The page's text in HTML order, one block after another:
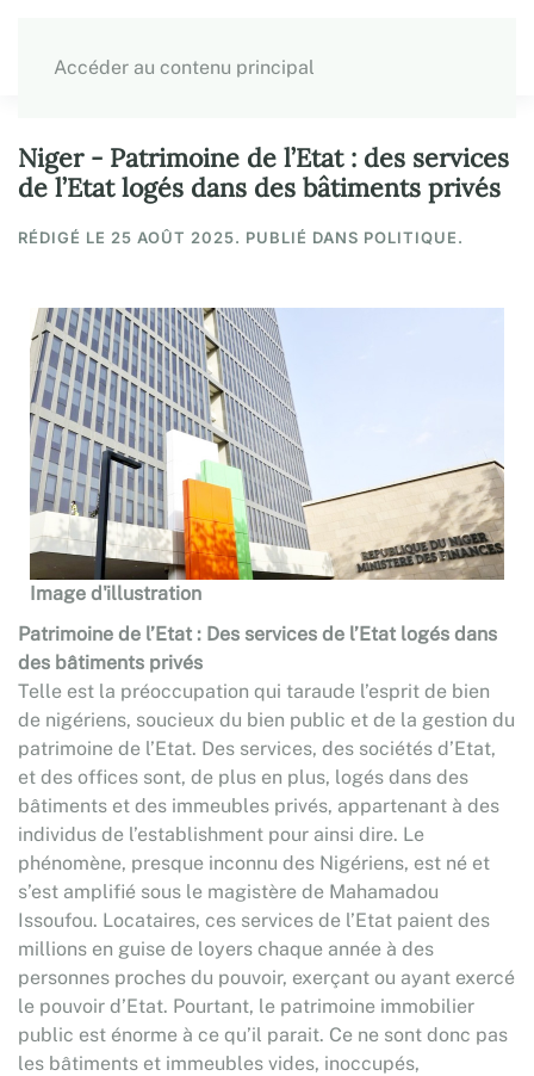
Accéder au contenu principal
Niger - Patrimoine de l’Etat : des services
de l’Etat logés dans des bâtiments privés
RÉDIGÉ LE 25 AOÛT 2025. PUBLIÉ DANS POLITIQUE.
Image d'illustration
Patrimoine de l’Etat : Des services de l’Etat logés dans
des bâtiments privés
Telle est la préoccupation qui taraude l’esprit de bien
de nigériens, soucieux du bien public et de la gestion du
patrimoine de l’Etat. Des services, des sociétés d’Etat,
et des offices sont, de plus en plus, logés dans des
bâtiments et des immeubles privés, appartenant à des
individus de l’establishment pour ainsi dire. Le
phénomène, presque inconnu des Nigériens, est né et
s’est amplifié sous le magistère de Mahamadou
Issoufou. Locataires, ces services de l’Etat paient des
millions en guise de loyers chaque année à des
personnes proches du pouvoir, exerçant ou ayant exercé
le pouvoir d’Etat. Pourtant, le patrimoine immobilier
public est énorme à ce qu’il parait. Ce ne sont donc pas
les bâtiments et immeubles vides, inoccupés,